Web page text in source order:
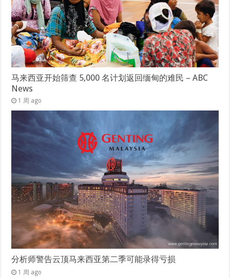
马来西亚开始筛查 5,000 名计划返回缅甸的难民 – ABC
News
1 周 ago
分析师警告云顶马来西亚第二季可能录得亏损
1 周 ago